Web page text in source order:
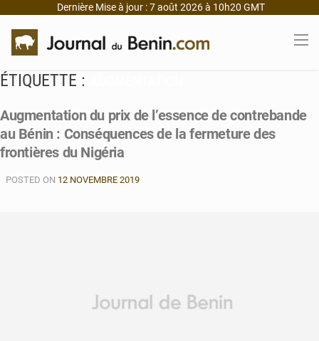
Dernière Mise à jour : 7 août 2026 à 10h20 GMT
ÉTIQUETTE :
Augmentation du prix de l’essence de contrebande
au Bénin : Conséquences de la fermeture des
frontières du Nigéria
POSTED ON 12 NOVEMBRE 2019